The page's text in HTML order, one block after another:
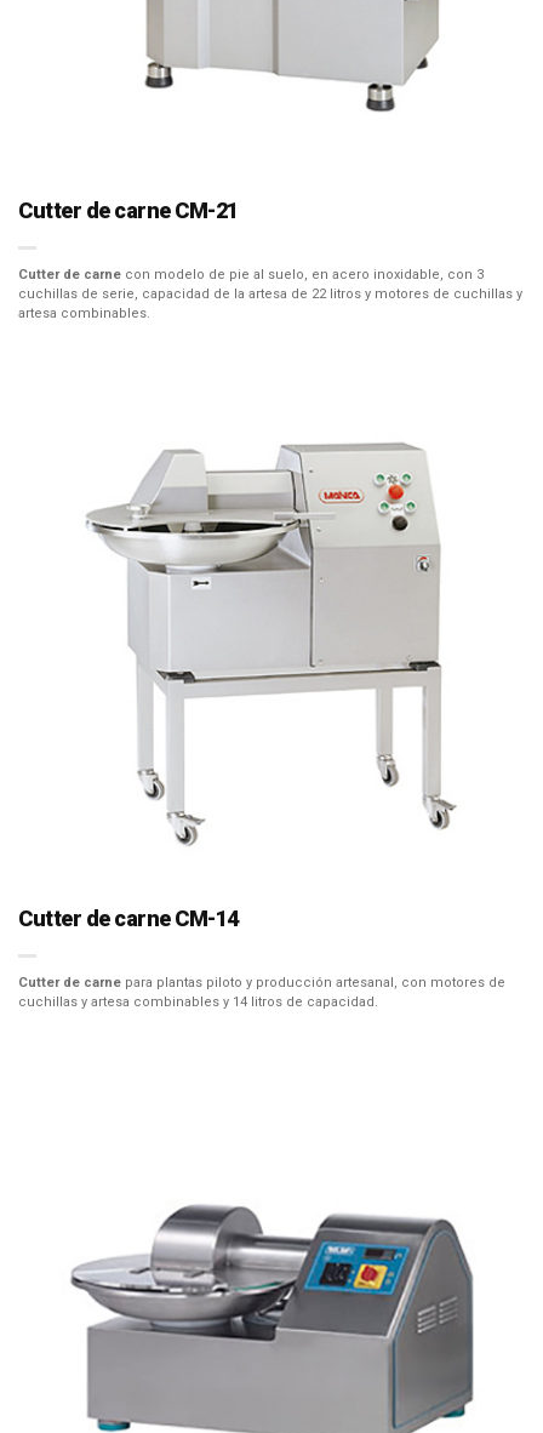
Cutter de carne CM-21
Cutter de carne con modelo de pie al suelo, en acero inoxidable, con 3
cuchillas de serie, capacidad de la artesa de 22 litros y motores de cuchillas y
artesa combinables.
Cutter de carne CM-14
Cutter de carne para plantas piloto y producción artesanal, con motores de
cuchillas y artesa combinables y 14 litros de capacidad.